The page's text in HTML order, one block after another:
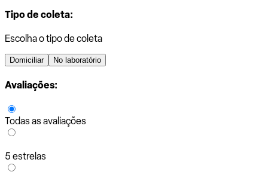
Tipo de coleta:
Escolha o tipo de coleta
Domiciliar No laboratório
Avaliações:
Todas as avaliações
5 estrelas